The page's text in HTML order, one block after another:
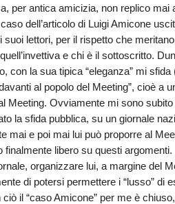
per antica amicizia, non replico
dell’articolo di Luigi Amicone
suoi lettori, per il rispetto che
quell’invettiva e chi è il sottoscritto.
con la sua tipica “eleganza” mi sfida
al popolo del Meeting”, cioè a
Meeting. Ovviamente mi sono
la sfida pubblica, su un giornale
mai e poi mai lui può proporre al
finalmente libero su questi
organizzare lui, a margine del
di potersi permettere i “lusso” di
il “caso Amicone” per me è